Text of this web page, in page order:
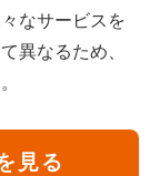
なサービスを
異なるため、
見る